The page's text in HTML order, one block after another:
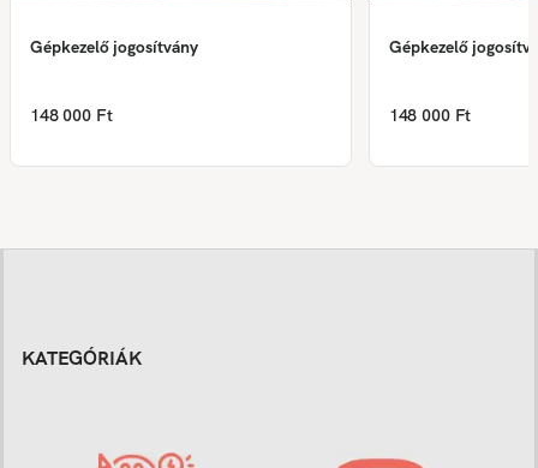
Gépkezelő jogosítvány
148 000 Ft
Gépkezelő
148 000 Ft
KATEGÓRIÁK